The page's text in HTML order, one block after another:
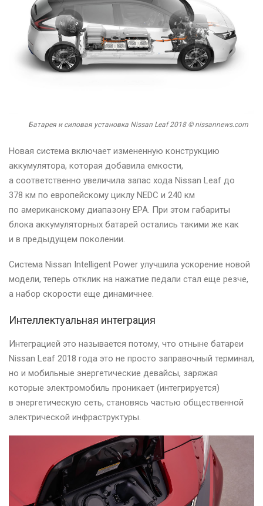
Батарея и силовая установка Nissan Leaf 2018 © nissannews.com
Новая система включает измененную конструкцию
аккумулятора, которая добавила емкости,
а соответственно увеличила запас хода Nissan Leaf до
378 км по европейскому циклу NEDC и 240 км
по американскому диапазону EPA. При этом габариты
блока аккумуляторных батарей остались такими же как
и в предыдущем поколении.
Система Nissan Intelligent Power улучшила ускорение новой
модели, теперь отклик на нажатие педали стал еще резче,
а набор скорости еще динамичнее.
Интеллектуальная интеграция
Интеграцией это называется потому, что отныне батареи
Nissan Leaf 2018 года это не просто заправочный терминал,
но и мобильные энергетические девайсы, заряжая
которые электромобиль проникает (интегрируется)
в энергетическую сеть, становясь частью общественной
электрической инфраструктуры.